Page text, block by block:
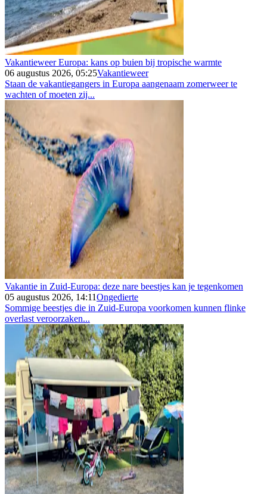
Vakantieweer Europa: kans op buien bij tropische warmte
06 augustus 2026, 05:25Vakantieweer
Staan de vakantiegangers in Europa aangenaam zomerweer te
wachten of moeten zij...
Vakantie in Zuid-Europa: deze nare beestjes kan je tegenkomen
05 augustus 2026, 14:11Ongedierte
Sommige beestjes die in Zuid-Europa voorkomen kunnen flinke
overlast veroorzaken...